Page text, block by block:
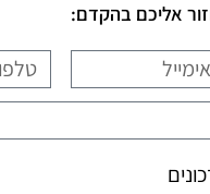
אליכם בהקדם: